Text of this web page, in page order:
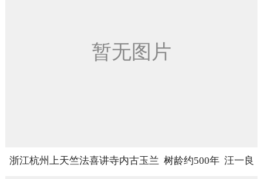
浙江杭州上天竺法喜讲寺内古玉兰 树龄约500年 汪一良